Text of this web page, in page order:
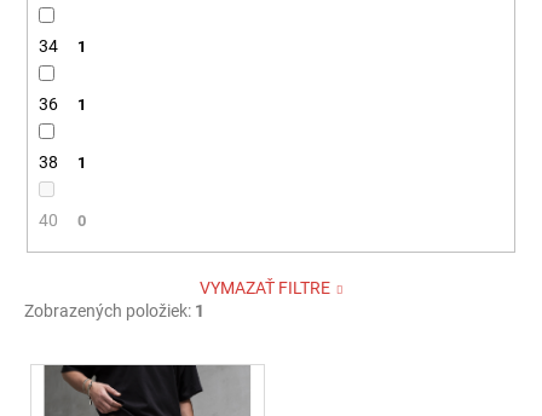
34 1
36 1
38 1
40 0
VYMAZAŤ FILTRE
Zobrazených položiek: 1
V